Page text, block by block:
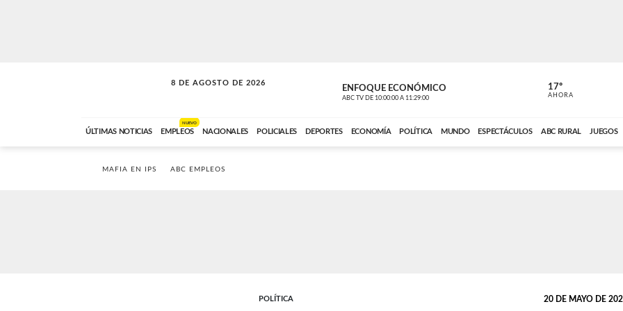
8 DE AGOSTO DE 2026
CONEXIÓN ROMANCE ENFOQUE ECONÓMICO
ABC TV DE 10:00:00 A 11:29:00 ABC CARDINAL
17º
AHORA
ÚLTIMAS NOTICIAS EMPLEOS
NUEVO
NACIONALES POLICIALES DEPORTES ECONOMÍA POLÍTICA MUNDO ESPECTÁCULOS ABC RURAL JUEGOS
MAFIA EN IPS ABC EMPLEOS
POLÍTICA 20 DE MAYO DE